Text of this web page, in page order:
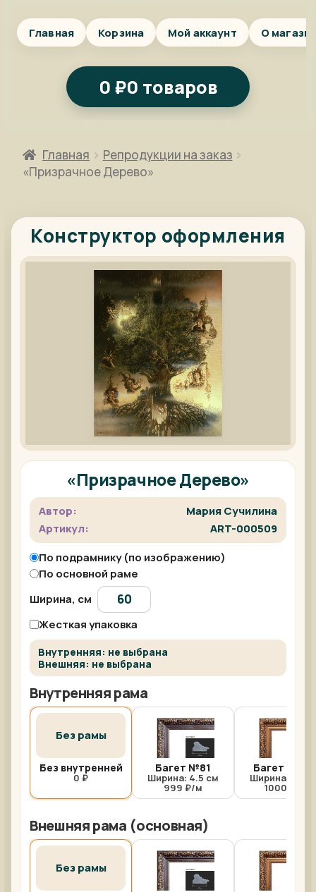
Главная Корзина Мой аккаунт О
0 ₽0 товаров
Главная
Репродукции на заказ
«Призрачное Дерево»
Конструктор оформления
«Призрачное Дерево»
Автор:
Мария Сучилина
Артикул:
ART-000509
По подрамнику (по изображению)
По основной раме
Ширина, см
Жесткая упаковка
Внутренняя: не выбрана
Внешняя: не выбрана
Внутренняя рама
Без рамы
Без внутренней
0 ₽
Багет №81
Ширина: 4.5 см
999 ₽/м
Багет №81/
Ширина: 4.5
1000 ₽/м
Внешняя рама (основная)
Без рамы